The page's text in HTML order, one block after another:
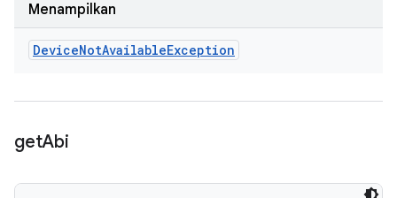
Menampilkan
DeviceNotAvailableException
getAbi